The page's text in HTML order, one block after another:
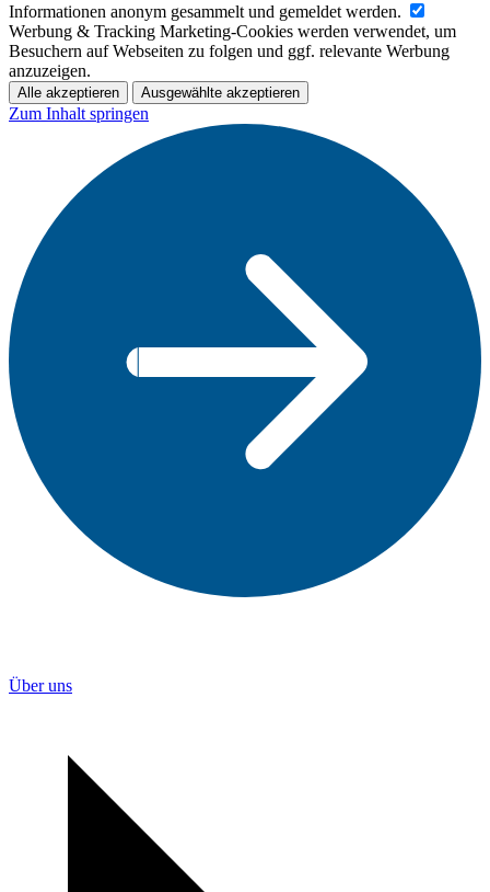
Informationen anonym gesammelt und gemeldet werden.
Werbung & Tracking Marketing-Cookies werden verwendet, um
Besuchern auf Webseiten zu folgen und ggf. relevante Werbung
anzuzeigen.
Alle akzeptieren Ausgewählte akzeptieren
Zum Inhalt springen
Über uns